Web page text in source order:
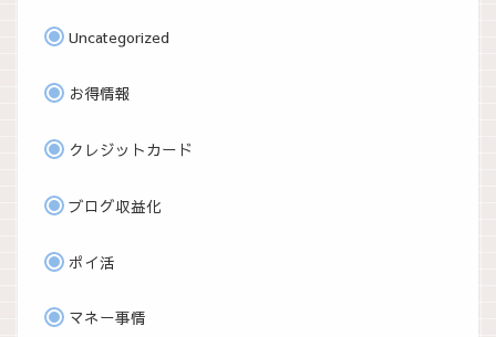
Uncategorized
お得情報
クレジットカード
ブログ収益化
ポイ活
マネー事情